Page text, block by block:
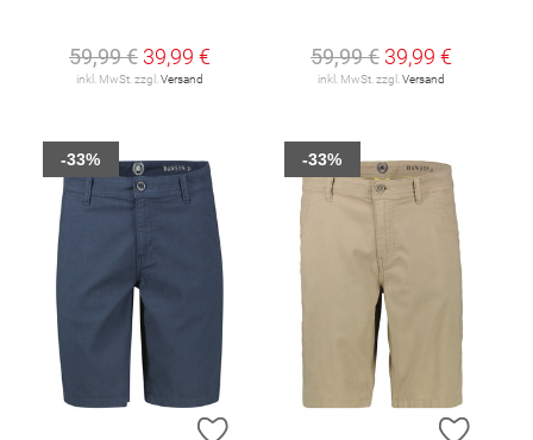
59,99 € 39,99 €
inkl. MwSt. zzgl.Versand
59,99 € 39,99 €
inkl. MwSt. zzgl.Versand
ZUR WUNSCHLISTE HINZUFÜGEN
-33%
ZUR
-33%